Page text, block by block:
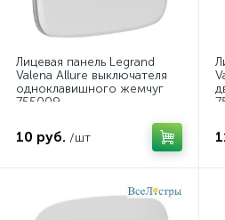
Лицевая панель Legrand
Valena Allure выключателя
одноклавишного жемчуг
755009
10 руб. /шт